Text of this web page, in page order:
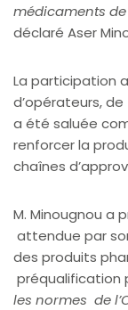
médicaments
déclaré Aser
La participation
d’opérateurs,
a été saluée
renforcer la
chaînes
M. Minougnou a
attendue par
des produits
préqualification
les normes de